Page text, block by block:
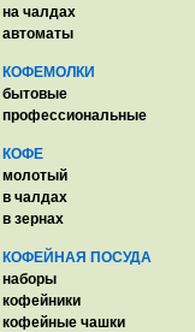
на чалдах
автоматы
КОФЕМОЛКИ
бытовые
профессиональные
КОФЕ
молотый
в чалдах
в зернах
КОФЕЙНАЯ ПОСУДА
наборы
кофейники
кофейные чашки